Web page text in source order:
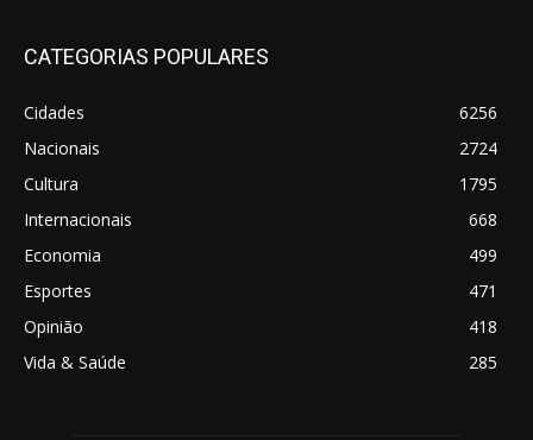
CATEGORIAS POPULARES
Cidades
6256
Nacionais
2724
Cultura
1795
Internacionais
668
Economia
499
Esportes
471
Opinião
418
Vida & Saúde
285